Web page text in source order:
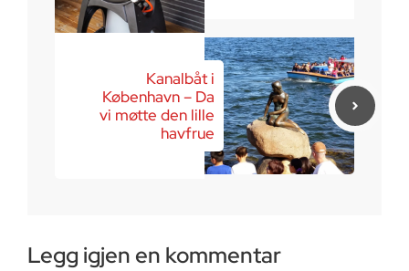
Kanalbåt i
København – Da
vi møtte den lille
havfrue
Legg igjen en kommentar